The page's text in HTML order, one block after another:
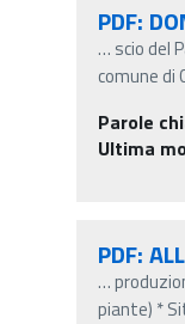
PDF:
… scio del
comune di
Parole
Ultima
PDF:
…
piante) *